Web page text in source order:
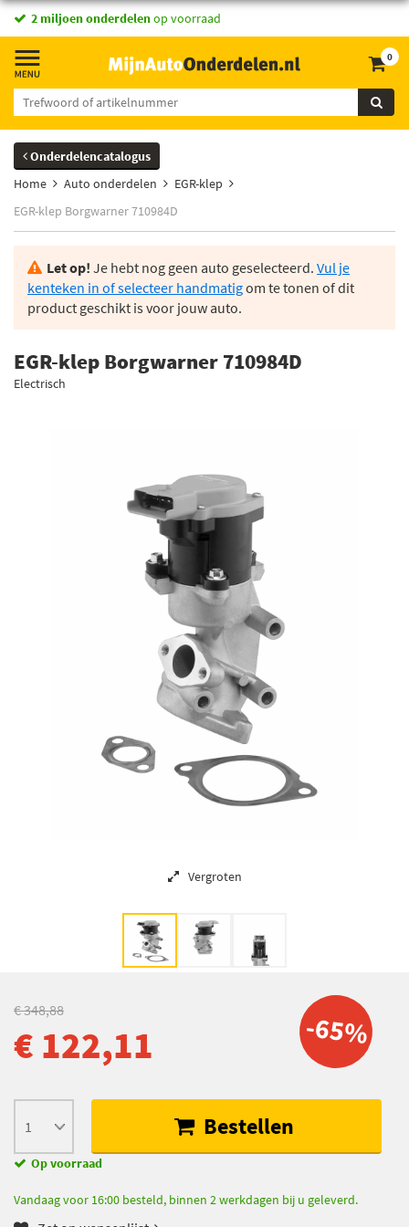
2 miljoen onderdelenop voorraad
0
Onderdelencatalogus
Home
Auto onderdelen
EGR-klep
EGR-klep Borgwarner 710984D
Let op! Je hebt nog geen auto geselecteerd. Vul je
kenteken in of selecteer handmatigom te tonen of dit
product geschikt is voor jouw auto.
EGR-klep Borgwarner 710984D
Electrisch
Vergroten
-65%
€ 348,88
€ 122,11
Bestellen
Op voorraad
Vandaag voor 16:00 besteld, binnen 2 werkdagen bij u geleverd.